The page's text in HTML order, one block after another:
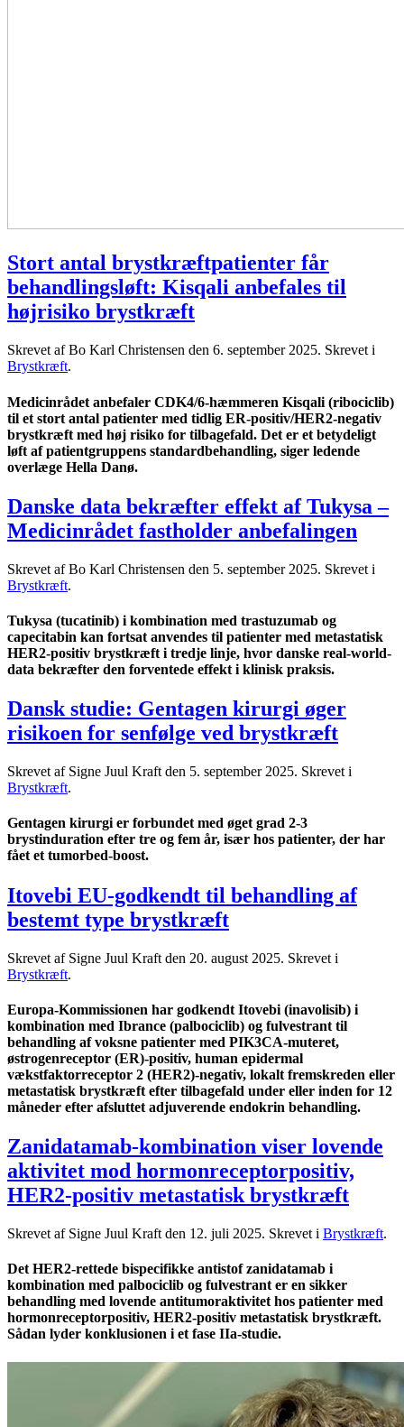
Stort antal brystkræftpatienter får
behandlingsløft: Kisqali anbefales til
højrisiko brystkræft
Skrevet af Bo Karl Christensen den 6. september 2025. Skrevet i
Brystkræft.
Medicinrådet anbefaler CDK4/6-hæmmeren Kisqali (ribociclib)
til et stort antal patienter med tidlig ER-positiv/HER2-negativ
brystkræft med høj risiko for tilbagefald. Det er et betydeligt
løft af patientgruppens standardbehandling, siger ledende
overlæge Hella Danø.
Danske data bekræfter effekt af Tukysa –
Medicinrådet fastholder anbefalingen
Skrevet af Bo Karl Christensen den 5. september 2025. Skrevet i
Brystkræft.
Tukysa (tucatinib) i kombination med trastuzumab og
capecitabin kan fortsat anvendes til patienter med metastatisk
HER2-positiv brystkræft i tredje linje, hvor danske real-world-
data bekræfter den forventede effekt i klinisk praksis.
Dansk studie: Gentagen kirurgi øger
risikoen for senfølge ved brystkræft
Skrevet af Signe Juul Kraft den 5. september 2025. Skrevet i
Brystkræft.
Gentagen kirurgi er forbundet med øget grad 2-3
brystinduration efter tre og fem år, især hos patienter, der har
fået et tumorbed-boost.
Itovebi EU-godkendt til behandling af
bestemt type brystkræft
Skrevet af Signe Juul Kraft den 20. august 2025. Skrevet i
Brystkræft.
Europa-Kommissionen har godkendt Itovebi (inavolisib) i
kombination med Ibrance (palbociclib) og fulvestrant til
behandling af voksne patienter med PIK3CA-muteret,
østrogenreceptor (ER)-positiv, human epidermal
vækstfaktorreceptor 2 (HER2)-negativ, lokalt fremskreden eller
metastatisk brystkræft efter tilbagefald under eller inden for 12
måneder efter afsluttet adjuverende endokrin behandling.
Zanidatamab-kombination viser lovende
aktivitet mod hormonreceptorpositiv,
HER2-positiv metastatisk brystkræft
Skrevet af Signe Juul Kraft den 12. juli 2025. Skrevet i Brystkræft.
Det HER2-rettede bispecifikke antistof zanidatamab i
kombination med palbociclib og fulvestrant er en sikker
behandling med lovende antitumoraktivitet hos patienter med
hormonreceptorpositiv, HER2-positiv metastatisk brystkræft.
Sådan lyder konklusionen i et fase IIa-studie.